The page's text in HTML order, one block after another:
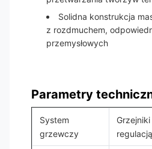
Solidna konstrukcja
z rozdmuchem,
przemysłowych
Parametry
System
grzewczy